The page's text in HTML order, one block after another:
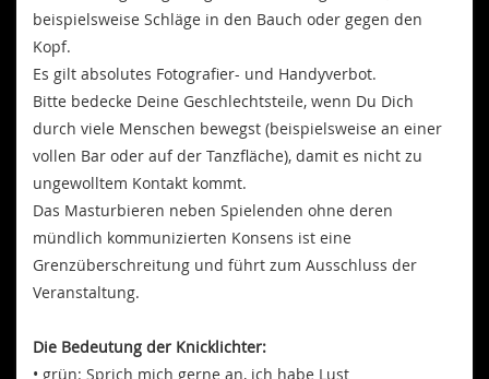
beispielsweise Schläge in den Bauch oder gegen den
Kopf.
Es gilt absolutes Fotografier- und Handyverbot.
Bitte bedecke Deine Geschlechtsteile, wenn Du Dich
durch viele Menschen bewegst (beispielsweise an einer
vollen Bar oder auf der Tanzfläche), damit es nicht zu
ungewolltem Kontakt kommt.
Das Masturbieren neben Spielenden ohne deren
mündlich kommunizierten Konsens ist eine
Grenzüberschreitung und führt zum Ausschluss der
Veranstaltung.
Die Bedeutung der Knicklichter:
• grün: Sprich mich gerne an, ich habe Lust